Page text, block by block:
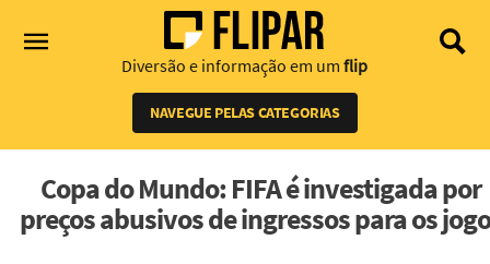
Diversão e informação em um flip
NAVEGUE PELAS CATEGORIAS
Copa do Mundo: FIFA é investigada por
preços abusivos de ingressos para os